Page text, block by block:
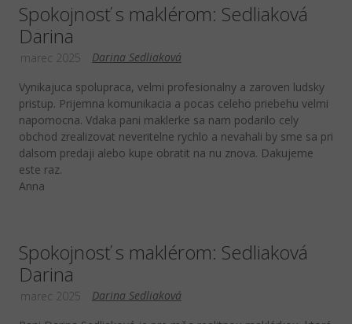
Spokojnosť s maklérom: Sedliaková
Darina
Darina Sedliaková
marec 2025
Vynikajuca spolupraca, velmi profesionalny a zaroven ludsky
pristup. Prijemna komunikacia a pocas celeho priebehu velmi
napomocna. Vdaka pani maklerke sa nam podarilo cely
obchod zrealizovat neveritelne rychlo a nevahali by sme sa pri
dalsom predaji alebo kupe obratit na nu znova. Dakujeme
este raz.
Anna
Spokojnosť s maklérom: Sedliaková
Darina
Darina Sedliaková
marec 2025